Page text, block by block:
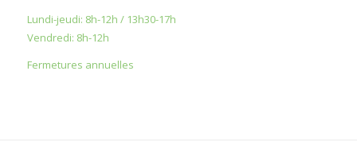
Lundi-jeudi: 8h-12h / 13h30-17h
Vendredi: 8h-12h
Fermetures annuelles